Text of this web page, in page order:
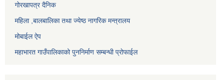
गोरखापत्र दैनिक
महिला ,बालबालिका तथा ज्येष्ठ नागरिक मन्त्रालय
मोबाईल ऐप
महाभारत गाउँपालिकाको पुननिर्माण सम्बन्धी प्रोफाईल